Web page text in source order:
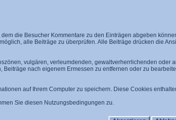
die Besucher Kommentare zu den Einträgen abgeben
alle Beiträge zu überprüfen. Alle Beiträge drücken die
vulgären, verleumdenden, gewaltverherrlichenden oder
Beiträge nach eigenem Ermessen zu entfernen oder zu
auf Ihrem Computer zu speichern. Diese Cookies
Sie diesen Nutzungsbedingungen zu.